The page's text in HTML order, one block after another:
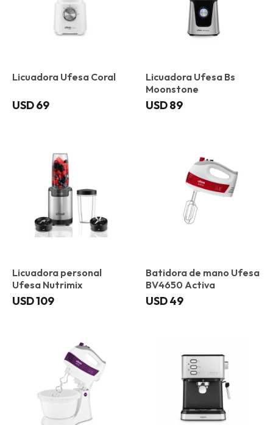
Licuadora Ufesa Coral
USD69
Licuadora Ufesa Bs
Moonstone
USD89
Licuadora personal
Ufesa Nutrimix
USD109
Batidora de mano Ufesa
BV4650 Activa
USD49